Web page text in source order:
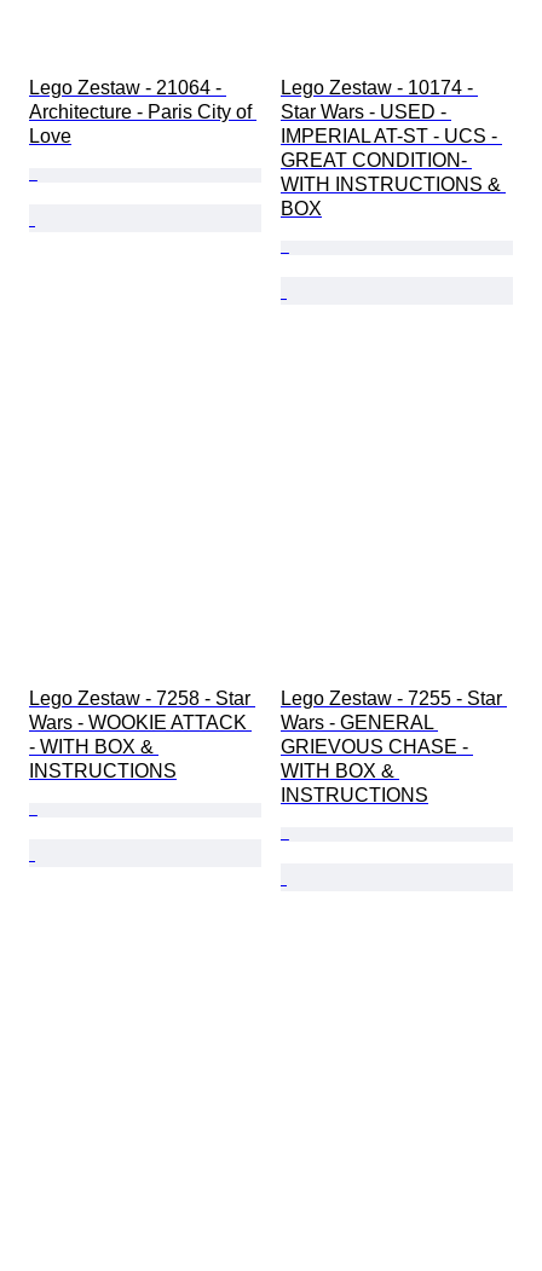
Lego Zestaw - 21064 -
Architecture - Paris City of
Love
Lego Zestaw - 10174 -
Star Wars - USED -
IMPERIAL AT-ST - UCS -
GREAT CONDITION-
WITH INSTRUCTIONS &
BOX
Lego Zestaw - 7258 - Star
Wars - WOOKIE ATTACK
- WITH BOX &
INSTRUCTIONS
Lego Zestaw - 7255 - Star
Wars - GENERAL
GRIEVOUS CHASE -
WITH BOX &
INSTRUCTIONS